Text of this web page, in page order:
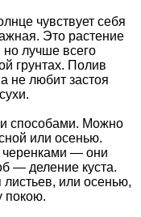
чувствует себя
Это растение
но лучше всего
грунтах. Полив
не любит застоя
способами. Можно
или осенью.
черенками — они
— деление куста.
или осенью,
покою.